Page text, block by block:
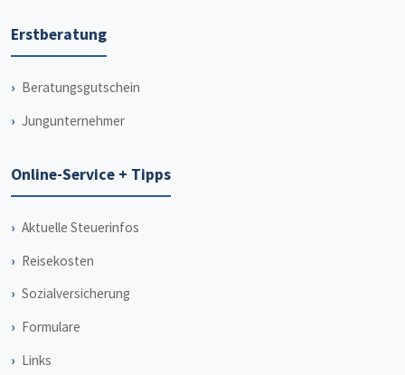
Erstberatung
Beratungsgutschein
Jungunternehmer
Online-Service + Tipps
Aktuelle Steuerinfos
Reisekosten
Sozialversicherung
Formulare
Links